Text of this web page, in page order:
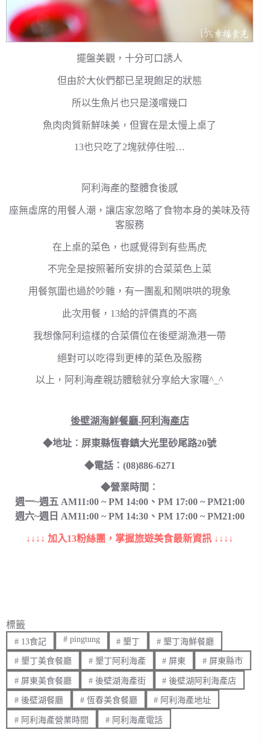
擺盤美觀，十分可口誘人
但由於大伙們都已呈現飽足的狀態
所以生魚片也只是淺嚐幾口
魚肉肉質新鮮味美，但實在是太慢上桌了
13也只吃了2塊就停住啦…
阿利海產的整體食後感
座無虛席的用餐人潮，讓店家忽略了食物本身的美味及待
客服務
在上桌的菜色，也感覺得到有些馬虎
不完全是按照著所安排的合菜菜色上菜
用餐氛圍也過於吵雜，有一團亂和鬧哄哄的現象
此次用餐，13給的評價真的不高
我想像阿利這樣的合菜價位在後壁湖漁港一帶
絕對可以吃得到更棒的菜色及服務
以上，阿利海產親訪體驗就分享給大家囉^_^
後壁湖海鮮餐廳-阿利海產店
◆地址︰屏東縣恆春鎮大光里砂尾路20號
◆電話︰(08)886-6271
◆營業時間︰
週一~週五 AM11:00 ~ PM 14:00、PM 17:00 ~ PM21:00
週六~週日 AM11:00 ~ PM 14:30、PM 17:00 ~ PM21:00
↓↓↓↓ 加入13粉絲團，掌握旅遊美食最新資訊 ↓↓↓↓
標籤
#13食記 #pingtung # 墾丁 # 墾丁海鮮餐廳
#墾丁美食餐廳 #墾丁阿利海產 # 屏東 # 屏東縣市
#屏東美食餐廳 #後壁湖海產街 # 後壁湖阿利海產店
#後壁湖餐廳 #恆春美食餐廳 # 阿利海產地址
#阿利海產營業時間 #阿利海產電話